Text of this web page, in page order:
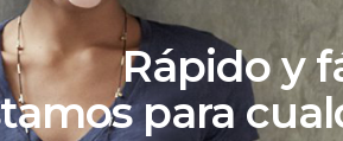
Rápido y
para